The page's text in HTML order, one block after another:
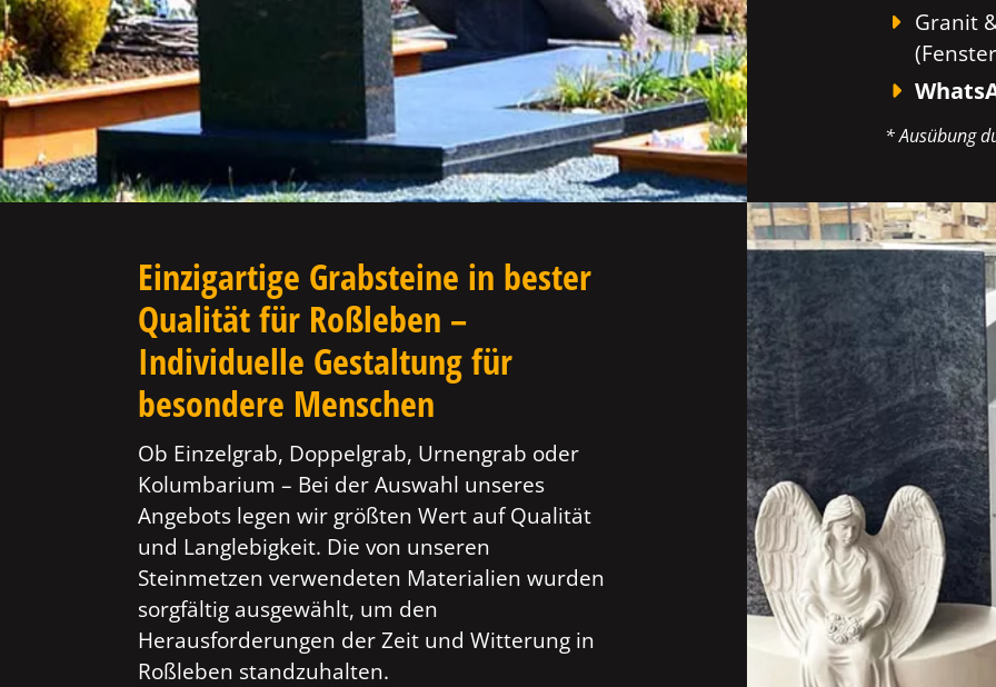
Granit
* Ausübung
Einzigartige Grabsteine in bester
Qualität für Roßleben –
Individuelle Gestaltung für
besondere Menschen
Ob Einzelgrab, Doppelgrab, Urnengrab oder
Kolumbarium – Bei der Auswahl unseres
Angebots legen wir größten Wert auf Qualität
und Langlebigkeit. Die von unseren
Steinmetzen verwendeten Materialien wurden
sorgfältig ausgewählt, um den
Herausforderungen der Zeit und Witterung in
Roßleben standzuhalten.